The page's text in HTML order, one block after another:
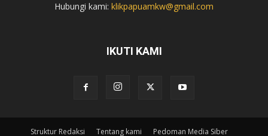
Hubungi kami: klikpapuamkw@gmail.com
IKUTI KAMI
Struktur Redaksi Tentang kami Pedoman Media Siber